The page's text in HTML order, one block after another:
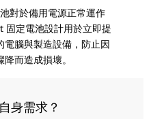
對於備用電源正常運作
固定電池設計用於立即提
電腦與製造設備，防止因
而造成損壞。
身需求？